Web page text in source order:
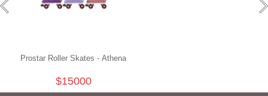
Prostar Roller Skates - Athena
$15000